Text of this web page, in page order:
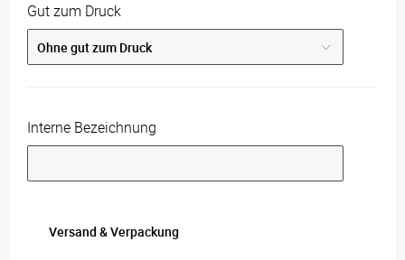
Gut zum Druck
Interne Bezeichnung
Versand & Verpackung